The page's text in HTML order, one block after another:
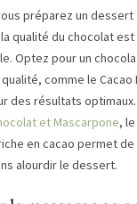
préparez un dessert
qualité du chocolat est
Optez pour un
comme le Cacao
des résultats optimaux.
et Mascarpone,
en cacao permet
alourdir le dessert.